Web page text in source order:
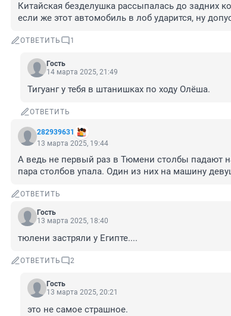
Китайская безделушка рассыпалась до задних
если же этот автомобиль в лоб ударится, ну
ОТВЕТИТЬ 1
Гость
14 марта 2025, 21:49
Тигуанг у тебя в штанишках по ходу Олёша.
ОТВЕТИТЬ
282939631
13 марта 2025, 19:44
А ведь не первый раз в Тюмени столбы падают
пара столбов упала. Один из них на машину
ОТВЕТИТЬ
Гость
13 марта 2025, 18:40
тюлени застряли у Египте....
ОТВЕТИТЬ 2
Гость
13 марта 2025, 20:21
это не самое страшное.